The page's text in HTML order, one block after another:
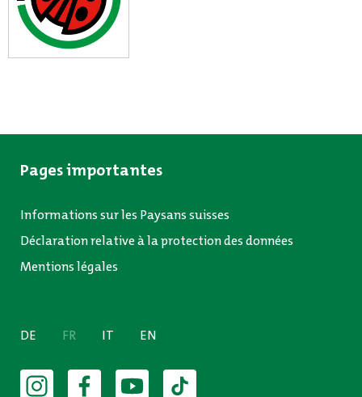
Pages importantes
Informations sur les Paysans suisses
Déclaration relative à la protection des données
Mentions légales
DE FR IT EN